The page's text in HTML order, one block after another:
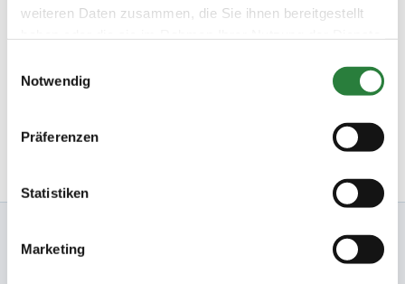
weiteren Daten zusammen, die Sie ihnen bereitgestellt
Notwendig
Präferenzen
Statistiken
Marketing
Startbereitschaft.online
online erklären.